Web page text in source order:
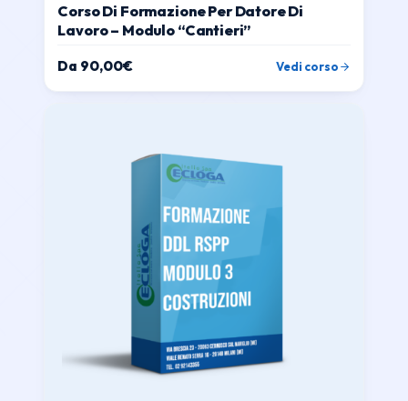
Corso Di Formazione Per Datore Di
Lavoro – Modulo “Cantieri”
Da 90,00€ Vedi corso